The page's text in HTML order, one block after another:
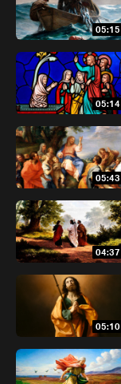
05:15
05:14
05:43
04:37
05:10